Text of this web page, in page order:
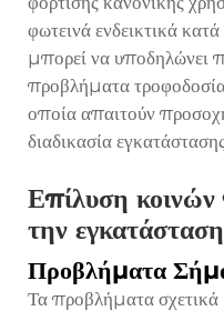
φωτεινά ενδεικτικά
μπορεί να υποδηλώνει
προβλήματα
οποία απαιτούν
διαδικασία
Επίλυση
την εγκατάσταση
Προβλήματα
Τα προβλήματα